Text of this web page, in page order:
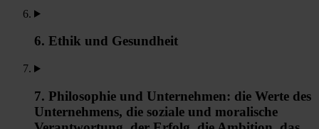
6. Ethik und Gesundheit
7. Philosophie und Unternehmen: die Werte des
Unternehmens, die soziale und moralische